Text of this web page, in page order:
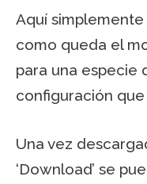
Aquí
como queda el
para una especie
configuración
Una vez
‘Download’ se